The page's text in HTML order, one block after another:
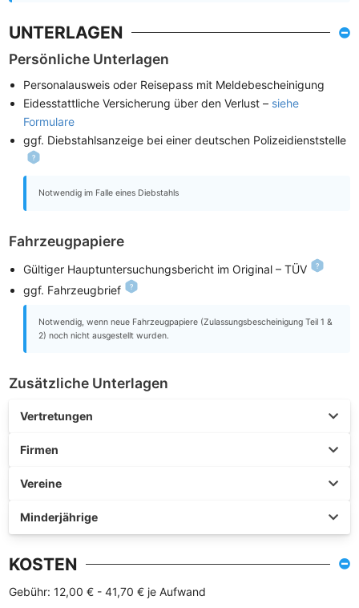
UNTERLAGEN
Persönliche Unterlagen
Personalausweis oder Reisepass mit Meldebescheinigung
Eidesstattliche Versicherung über den Verlust – siehe
Formulare
ggf. Diebstahlsanzeige bei einer deutschen Polizeidienststelle
Notwendig im Falle eines Diebstahls
Fahrzeugpapiere
Gültiger Hauptuntersuchungsbericht im Original – TÜV
ggf. Fahrzeugbrief
Notwendig, wenn neue Fahrzeugpapiere (Zulassungsbescheinigung Teil 1 &
2) noch nicht ausgestellt wurden.
Zusätzliche Unterlagen
Vertretungen
Firmen
Vereine
Minderjährige
KOSTEN
Gebühr: 12,00 € - 41,70 € je Aufwand